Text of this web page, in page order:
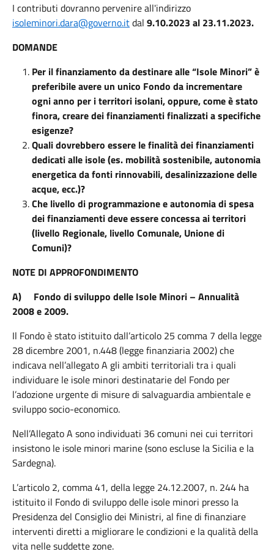
I contributi dovranno pervenire all'indirizzo
isoleminori.dara@governo.itdal 9.10.2023 al 23.11.2023.
DOMANDE
Per il finanziamento da destinare alle “Isole Minori” è
preferibile avere un unico Fondo da incrementare
ogni anno per i territori isolani, oppure, come è stato
finora, creare dei finanziamenti finalizzati a specifiche
esigenze?
Quali dovrebbero essere le finalità dei finanziamenti
dedicati alle isole (es. mobilità sostenibile, autonomia
energetica da fonti rinnovabili, desalinizzazione delle
acque, ecc.)?
Che livello di programmazione e autonomia di spesa
dei finanziamenti deve essere concessa ai territori
(livello Regionale, livello Comunale, Unione di
Comuni)?
NOTE DI APPROFONDIMENTO
A) Fondo di sviluppo delle Isole Minori – Annualità
2008 e 2009.
Il Fondo è stato istituito dall’articolo 25 comma 7 della legge
28 dicembre 2001, n.448 (legge finanziaria 2002) che
indicava nell’allegato A gli ambiti territoriali tra i quali
individuare le isole minori destinatarie del Fondo per
l’adozione urgente di misure di salvaguardia ambientale e
sviluppo socio-economico.
Nell’Allegato A sono individuati 36 comuni nei cui territori
insistono le isole minori marine (sono escluse la Sicilia e la
Sardegna).
L’articolo 2, comma 41, della legge 24.12.2007, n. 244 ha
istituito il Fondo di sviluppo delle isole minori presso la
Presidenza del Consiglio dei Ministri, al fine di finanziare
interventi diretti a migliorare le condizioni e la qualità della
vita nelle suddette zone.